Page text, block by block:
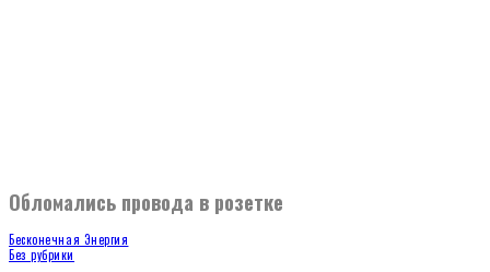
Обломались провода в розетке
Бесконечная Энергия
Без рубрики